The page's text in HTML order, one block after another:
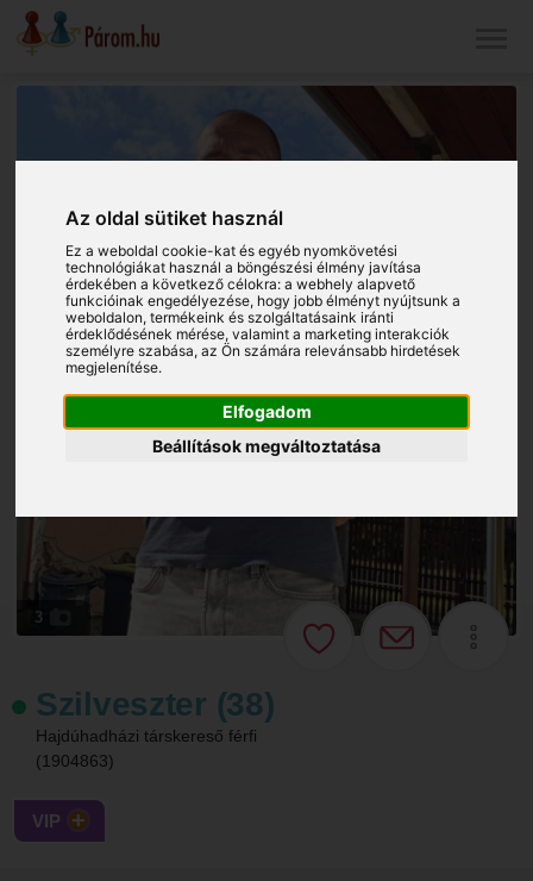
Az oldal sütiket használ
Ez a weboldal cookie-kat és egyéb nyomkövetési
technológiákat használ a böngészési élmény javítása
érdekében a következő célokra:a webhely alapvető
funkcióinak engedélyezése, hogy jobb élményt nyújtsunk a
weboldalon,termékeink és szolgáltatásaink iránti
érdeklődésének mérése, valamint a marketing interakciók
személyre szabása,az Ön számára relevánsabb hirdetések
megjelenítése.
Elfogadom
Beállítások megváltoztatása
3
Szilveszter (38)
Hajdúhadházi társkereső férfi
(1904863)
VIP